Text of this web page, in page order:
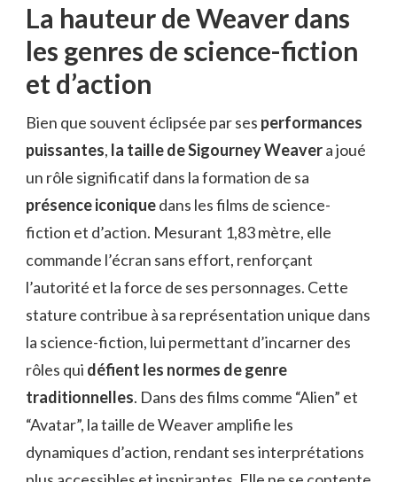
La hauteur de Weaver dans
les genres de science-fiction
et d’action
Bien que souvent éclipsée par ses performances
puissantes, la taille de Sigourney Weavera joué
un rôle significatif dans la formation de sa
présence iconiquedans les films de science-
fiction et d’action. Mesurant 1,83 mètre, elle
commande l’écran sans effort, renforçant
l’autorité et la force de ses personnages. Cette
stature contribue à sa représentation unique dans
la science-fiction, lui permettant d’incarner des
rôles qui défient les normes de genre
traditionnelles. Dans des films comme “Alien” et
“Avatar”, la taille de Weaver amplifie les
dynamiques d’action, rendant ses interprétations